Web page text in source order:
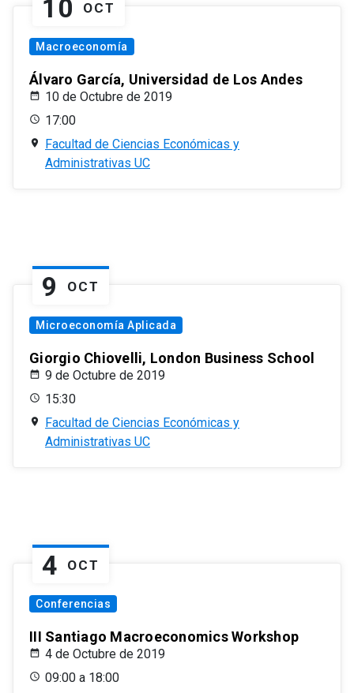
10 OCT
Macroeconomía
Álvaro García, Universidad de Los Andes
10 de Octubre de 2019
17:00
Facultad de Ciencias Económicas y
Administrativas UC
9 OCT
Microeconomía Aplicada
Giorgio Chiovelli, London Business School
9 de Octubre de 2019
15:30
Facultad de Ciencias Económicas y
Administrativas UC
4 OCT
Conferencias
III Santiago Macroeconomics Workshop
4 de Octubre de 2019
09:00 a 18:00